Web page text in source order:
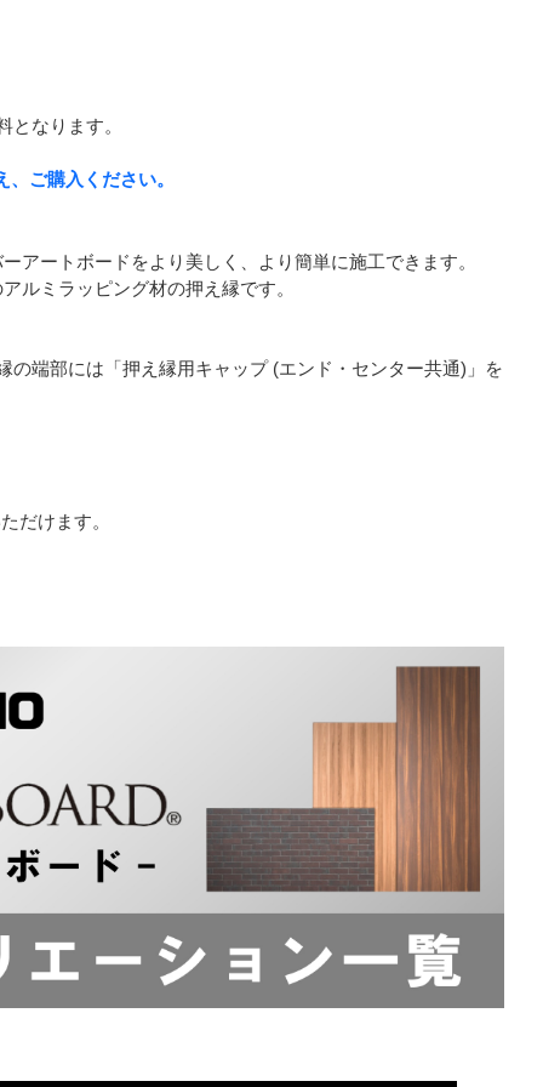
なります。
ご購入ください。
アートボードをより美しく、より簡単に施工できます。
ルミラッピング材の押え縁です。
端部には「押え縁用キャップ (エンド・センター共通)」を
だけます。